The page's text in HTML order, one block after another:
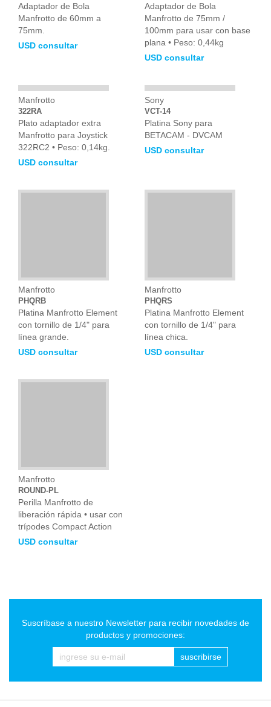
Adaptador de Bola
Manfrotto de 60mm a
75mm.
USD consultar
Adaptador de Bola
Manfrotto de 75mm /
100mm para usar con base
plana • Peso: 0,44kg
USD consultar
Manfrotto
322RA
Plato adaptador extra
Manfrotto para Joystick
322RC2 • Peso: 0,14kg.
USD consultar
Sony
VCT-14
Platina Sony para
BETACAM - DVCAM
USD consultar
Manfrotto
PHQRB
Platina Manfrotto Element
con tornillo de 1/4" para
línea grande.
USD consultar
Manfrotto
PHQRS
Platina Manfrotto Element
con tornillo de 1/4" para
línea chica.
USD consultar
Manfrotto
ROUND-PL
Perilla Manfrotto de
liberación rápida • usar con
trípodes Compact Action
USD consultar
Suscríbase a nuestro Newsletter para recibir novedades de
productos y promociones:
suscribirse